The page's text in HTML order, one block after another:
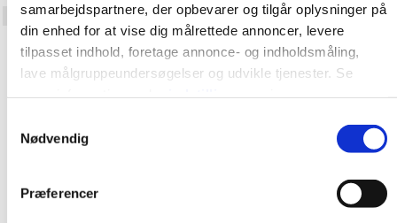
samarbejdspartnere, der opbevarer og tilgår oplysninger på
din enhed for at vise dig målrettede annoncer, levere
tilpasset indhold, foretage annonce- og indholdsmåling,
lave målgruppeundersøgelser og udvikle tjenester. Se
eller ændre indstillinger fra vores "Cookiedeklaration", eller
Hvis du tillader det, vil vi også gerne:
Nødvendig
Præferencer
Hvornår er bedst?
Er det far, der synes, I skal stoppe?
Tegn på at mor eller barn er parat til stoppe
Hurtigt stop
Reaktioner hos mor
Amning og familieliv